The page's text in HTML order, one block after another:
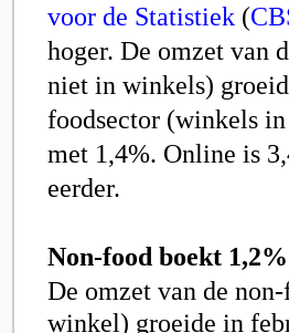
voor de Statistiek (
hoger. De omzet van
niet in winkels)
foodsector (winkels
met 1,4%. Online is
eerder.
Non-food boekt
De omzet van de
winkel) groeide in